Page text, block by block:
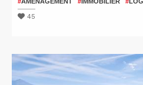
45
#SANTÉ
#VÉLO